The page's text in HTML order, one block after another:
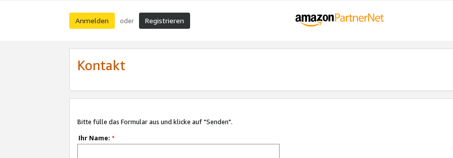
Anmelden oder Registrieren
Kontakt
Bitte fülle das Formular aus und klicke auf "Senden".
Ihr Name: *